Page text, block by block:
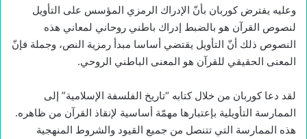
وعليه يفترض كوربان بأنّ الإدراك الرمزي المؤسس على التأويل
لنصوص القرآن هو بالضبط إدراك باطني روحاني لمعاني هذه
النصوص ذلك أنّ التأويل يقتضي أساسا مبدأ رمزية النص، وجملة فإنّ
المعنى الحقيقي للقرآن هو المعنى الباطني الروحي.
لقد دعا كوربان من خلال كتابه “تاريخ الفلسفة الإسلامية” إلى
الممارسة التأويلية بإعتبارها مهمّة أساسية لإنقاذ القرآن من ظاهره.
هذه الممارسة التي تتنصل من جميع القيود والشروط المنهجية